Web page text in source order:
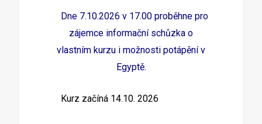
Dne 7.10.2026 v 17.00 proběhne pro
zájemce informační schůzka o
vlastním kurzu i možnosti potápění v
Egyptě.
Kurz začíná 14.10. 2026